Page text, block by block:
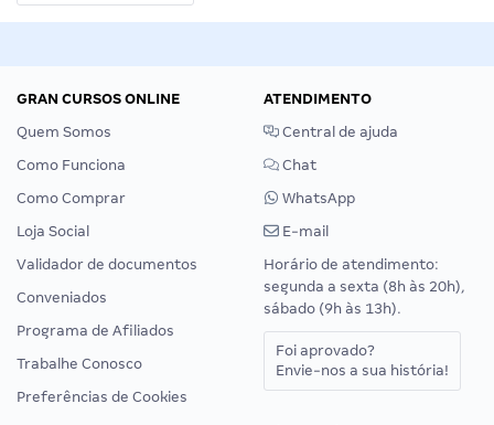
GRAN CURSOS ONLINE
Quem Somos
Como Funciona
Como Comprar
Loja Social
Validador de documentos
Conveniados
Programa de Afiliados
Trabalhe Conosco
Preferências de Cookies
ATENDIMENTO
Central de ajuda
Chat
WhatsApp
E-mail
Horário de atendimento:
segunda a sexta (8h às 20h),
sábado (9h às 13h).
Foi aprovado?
Envie-nos a sua história!